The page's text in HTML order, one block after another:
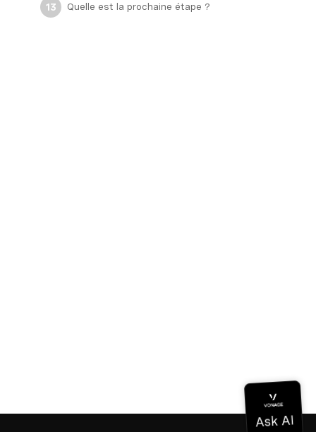
13
Quelle est la prochaine étape ?